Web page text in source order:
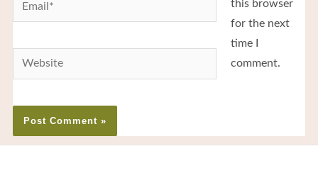
this browser
for the next
time I
comment.